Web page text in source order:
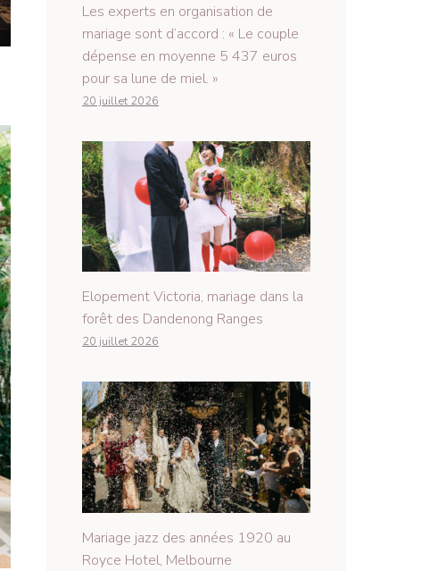
Les experts en organisation de
mariage sont d’accord : « Le couple
dépense en moyenne 5 437 euros
pour sa lune de miel. »
20 juillet 2026
Elopement Victoria, mariage dans la
forêt des Dandenong Ranges
20 juillet 2026
Mariage jazz des années 1920 au
Royce Hotel, Melbourne